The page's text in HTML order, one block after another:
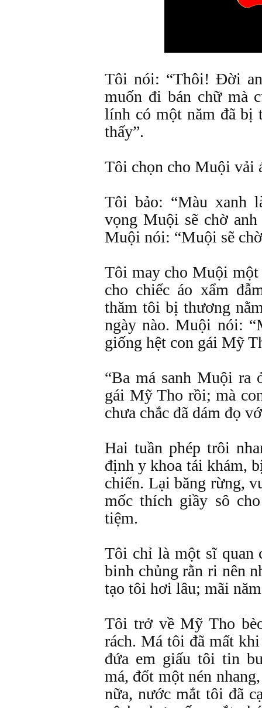
Tôi nói: “Thôi! Đời
muốn đi bán chữ mà
lính có một năm đã bị
thấy”.
Tôi chọn cho Muội vải
Tôi bảo: “Màu xanh
vọng Muội sẽ chờ
Muội nói: “Muội sẽ
Tôi may cho Muội một
cho chiếc áo xẩm
thăm tôi bị thương
ngày nào. Muội nói:
giống hệt con gái Mỹ
“Ba má sanh Muội
gái Mỹ Tho rồi; mà
chưa chắc đã dám đọ
Hai tuần phép trôi
định y khoa tái khám,
chiến. Lại băng rừng,
mốc thích giầy sô
tiệm.
Tôi chỉ là một sĩ quan
binh chủng rằn ri nên
tạo tôi hơi lâu; mãi
Tôi trở về Mỹ Tho
rách. Má tôi đã mất
đứa em giấu tôi tin
má, đốt một nén
nữa, nước mắt tôi đã